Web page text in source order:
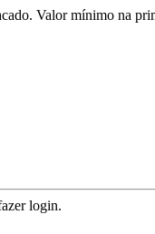
Valor mínimo na
login.